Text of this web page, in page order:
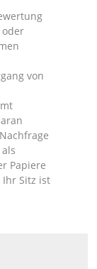
oder
von
Papiere
Sitz ist